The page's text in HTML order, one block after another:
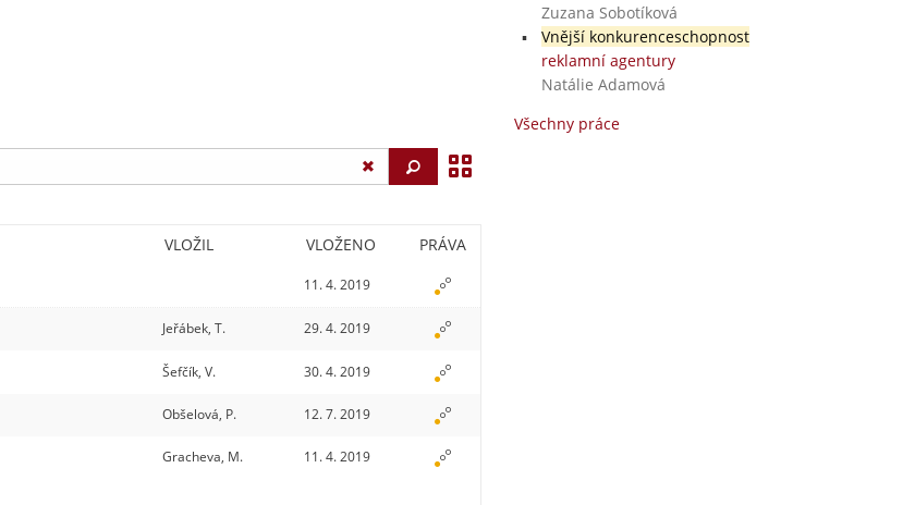
Zuzana Sobotíková
Vnější konkurenceschopnost
reklamní agentury
Natálie Adamová
Všechny práce
Vyhledat
VLOŽIL VLOŽENO PRÁVA
11. 4. 2019
Jeřábek, T. 29. 4. 2019
Šefčík, V. 30. 4. 2019
Obšelová, P. 12. 7. 2019
Gracheva, M. 11. 4. 2019